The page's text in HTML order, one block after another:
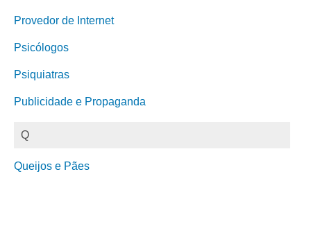
Provedor de Internet
Psicólogos
Psiquiatras
Publicidade e Propaganda
Q
Queijos e Pães